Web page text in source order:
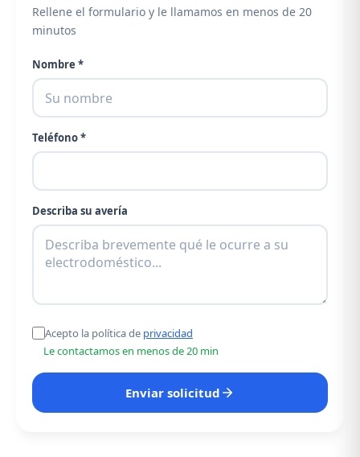
Rellene el formulario y le llamamos en menos de 20
minutos
Nombre *
Teléfono *
Describa su avería
Acepto la política de privacidad
Le contactamos en menos de 20 min
Enviar solicitud